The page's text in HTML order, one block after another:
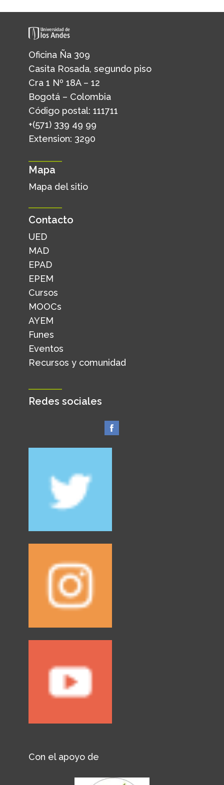
Oficina Ña 309
Casita Rosada, segundo piso
Cra 1 Nº 18A – 12
Bogotá – Colombia
Código postal: 111711
+(571) 339 49 99
Extension: 3290
Mapa
Mapa del sitio
Contacto
UED
MAD
EPAD
EPEM
Cursos
MOOCs
AYEM
Funes
Eventos
Recursos y comunidad
Redes sociales
Con el apoyo de